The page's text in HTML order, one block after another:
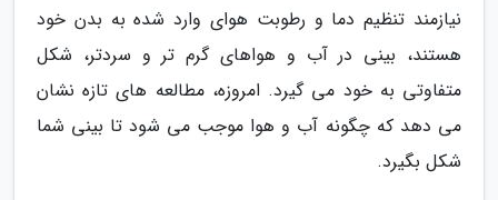
نیازمند تنظیم دما و رطوبت هوای وارد شده به بدن خود
هستند، بینی در آب و هواهای گرم تر و سردتر، شکل
متفاوتی به خود می گیرد. امروزه، مطالعه های تازه نشان
می دهد که چگونه آب و هوا موجب می شود تا بینی شما
شکل بگیرد.